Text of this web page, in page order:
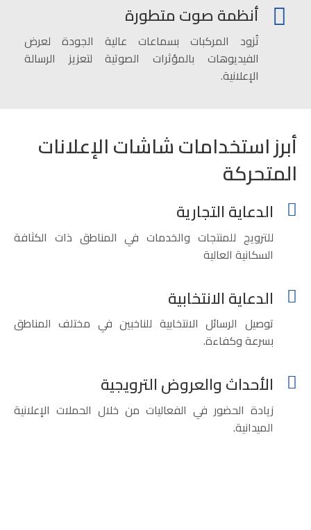
أنظمة صوت متطورة
تُزود المركبات بسماعات عالية الجودة لعرض
الفيديوهات بالمؤثرات الصوتية لتعزيز الرسالة
الإعلانية.
أبرز استخدامات شاشات الإعلانات
المتحركة
الدعاية التجارية
للترويج للمنتجات والخدمات في المناطق ذات الكثافة
السكانية العالية
الدعاية الانتخابية
توصيل الرسائل الانتخابية للناخبين في مختلف المناطق
بسرعة وكفاءة.
الأحداث والعروض الترويجية
زيادة الحضور في الفعاليات من خلال الحملات الإعلانية
الميدانية.